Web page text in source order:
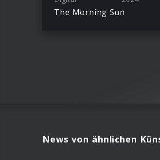
The Morning Sun
News von ähnlichen